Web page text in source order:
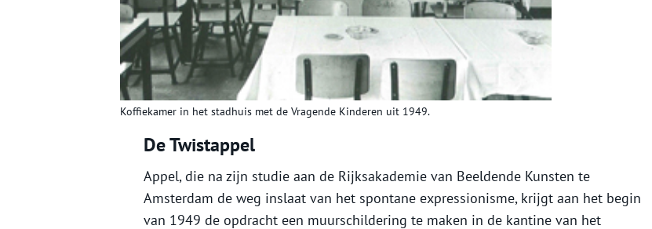
Koffiekamer in het stadhuis met de Vragende Kinderen uit 1949.
De Twistappel
Appel, die na zijn studie aan de Rijksakademie van Beeldende Kunsten te
Amsterdam de weg inslaat van het spontane expressionisme, krijgt aan het begin
van 1949 de opdracht een muurschildering te maken in de kantine van het